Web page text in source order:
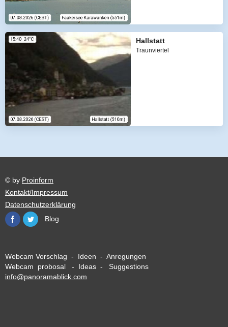
Hallstatt
Traunviertel
© by Proinform
Kontakt/Impressum
Datenschutzerklärung
Blog
Webcam Vorschlag - Ideen - Anregungen
Webcam probosal - Ideas - Suggestions
info@panoramablick.com